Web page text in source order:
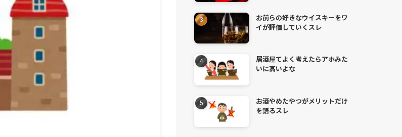
お前らの好きなウイスキーをワ
イが評価していくスレ
居酒屋てよく考えたらアホみた
いに高いよな
お酒やめたやつがメリットだけ
を語るスレ